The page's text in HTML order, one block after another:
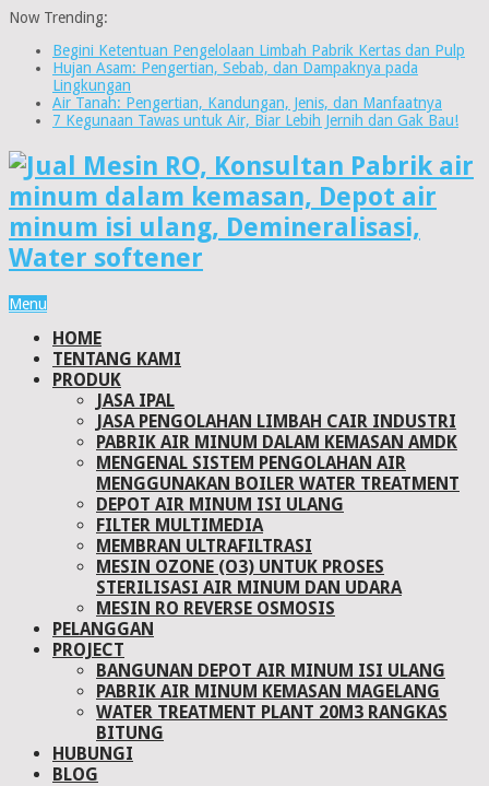
Now Trending:
Begini Ketentuan Pengelolaan Limbah Pabrik Kertas dan Pulp
Hujan Asam: Pengertian, Sebab, dan Dampaknya pada
Lingkungan
Air Tanah: Pengertian, Kandungan, Jenis, dan Manfaatnya
7 Kegunaan Tawas untuk Air, Biar Lebih Jernih dan Gak Bau!
Menu
HOME
TENTANG KAMI
PRODUK
JASA IPAL
JASA PENGOLAHAN LIMBAH CAIR INDUSTRI
PABRIK AIR MINUM DALAM KEMASAN AMDK
MENGENAL SISTEM PENGOLAHAN AIR
MENGGUNAKAN BOILER WATER TREATMENT
DEPOT AIR MINUM ISI ULANG
FILTER MULTIMEDIA
MEMBRAN ULTRAFILTRASI
MESIN OZONE (O3) UNTUK PROSES
STERILISASI AIR MINUM DAN UDARA
MESIN RO REVERSE OSMOSIS
PELANGGAN
PROJECT
BANGUNAN DEPOT AIR MINUM ISI ULANG
PABRIK AIR MINUM KEMASAN MAGELANG
WATER TREATMENT PLANT 20M3 RANGKAS
BITUNG
HUBUNGI
BLOG